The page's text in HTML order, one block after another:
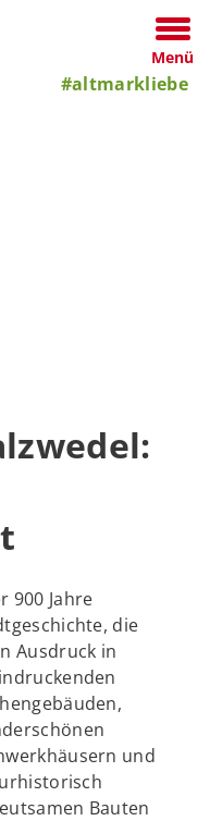
Menü
#altmarkliebe
900 Jahre
die
Ausdruck in
und
Bauten